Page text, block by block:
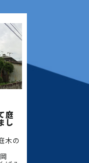
域密着で伐採・抜
定・
庭
し
木の